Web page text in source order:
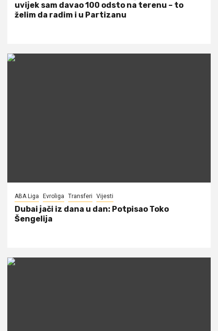
uvijek sam davao 100 odsto na terenu – to
želim da radim i u Partizanu
ABA Liga Evroliga Transferi Vijesti
Dubai jači iz dana u dan: Potpisao Toko
Šengelija